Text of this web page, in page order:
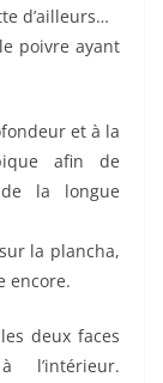
d’ailleurs…
poivre ayant
et à la
afin de
la longue
la plancha,
encore.
deux faces
l’intérieur.